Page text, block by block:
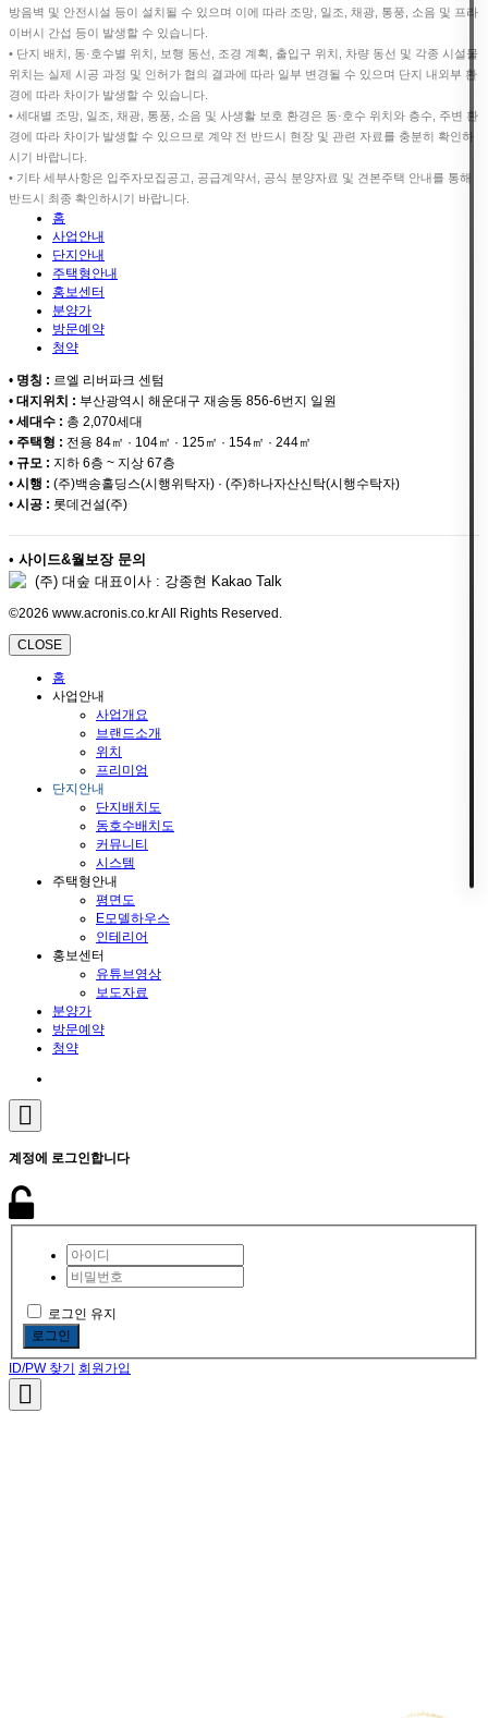
방음벽 및 안전시설 등이 설치될 수 있으며 이에 따라 조망, 일조, 채광, 통풍, 소음 및 프라
이버시 간섭 등이 발생할 수 있습니다.
• 단지 배치, 동·호수별 위치, 보행 동선, 조경 계획, 출입구 위치, 차량 동선 및 각종 시설물
위치는 실제 시공 과정 및 인허가 협의 결과에 따라 일부 변경될 수 있으며 단지 내외부 환
경에 따라 차이가 발생할 수 있습니다.
• 세대별 조망, 일조, 채광, 통풍, 소음 및 사생활 보호 환경은 동·호수 위치와 층수, 주변 환
경에 따라 차이가 발생할 수 있으므로 계약 전 반드시 현장 및 관련 자료를 충분히 확인하
시기 바랍니다.
• 기타 세부사항은 입주자모집공고, 공급계약서, 공식 분양자료 및 견본주택 안내를 통해
반드시 최종 확인하시기 바랍니다.
홈
사업안내
단지안내
주택형안내
홍보센터
분양가
방문예약
청약
• 명칭 : 르엘 리버파크 센텀
• 대지위치 : 부산광역시 해운대구 재송동 856-6번지 일원
• 세대수 : 총 2,070세대
• 주택형 : 전용 84㎡ · 104㎡ · 125㎡ · 154㎡ · 244㎡
• 규모 : 지하 6층 ~ 지상 67층
• 시행 : (주)백송홀딩스(시행위탁자) · (주)하나자산신탁(시행수탁자)
• 시공 : 롯데건설(주)
• 사이드&월보장 문의
(주) 대숲 대표이사 : 강종현 Kakao Talk
©2026 www.acronis.co.kr All Rights Reserved.
CLOSE
홈
사업안내
사업개요
브랜드소개
위치
프리미엄
단지안내
단지배치도
동호수배치도
커뮤니티
시스템
주택형안내
평면도
E모델하우스
인테리어
홍보센터
유튜브영상
보도자료
분양가
방문예약
청약
계정에 로그인합니다
로그인 유지
로그인
ID/PW 찾기 회원가입